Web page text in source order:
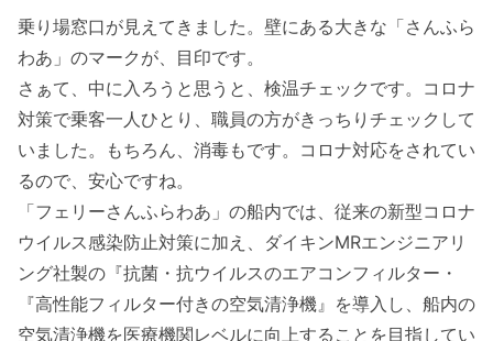
乗り場窓口が見えてきました。壁にある大きな「さんふら
わあ」のマークが、目印です。
さぁて、中に入ろうと思うと、検温チェックです。コロナ
対策で乗客一人ひとり、職員の方がきっちりチェックして
いました。もちろん、消毒もです。コロナ対応をされてい
るので、安心ですね。
「フェリーさんふらわあ」の船内では、従来の新型コロナ
ウイルス感染防止対策に加え、ダイキンMRエンジニアリ
ング社製の『抗菌・抗ウイルスのエアコンフィルター・
『高性能フィルター付きの空気清浄機』を導入し、船内の
空気清浄機を医療機関レベルに向上することを目指してい